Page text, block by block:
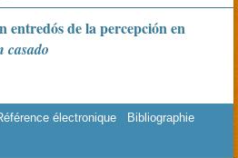
de la percepción en
casado
électronique
Bibliographie